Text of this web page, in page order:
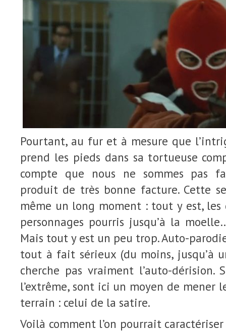
Pourtant, au fur et à mesure que
prend les pieds dans sa tortueuse
compte que nous ne sommes pas
produit de très bonne facture. Cette
même un long moment : tout y est, les
personnages pourris jusqu’à la
Mais tout y est un peu trop. Auto-
tout à fait sérieux (du moins, jusqu’à
cherche pas vraiment l’auto-dérision.
l’extrême, sont ici un moyen de mener
terrain : celui de la satire.
Voilà comment l’on pourrait